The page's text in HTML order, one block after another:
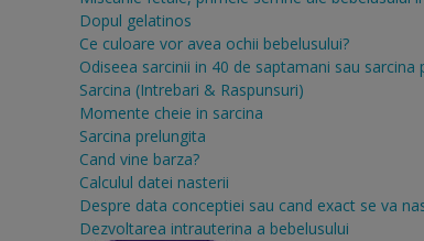
Dopul gelatinos
Ce culoare vor avea ochii bebelusului?
Odiseea sarcinii in 40 de saptamani sau sarcina
Sarcina (Intrebari & Raspunsuri)
Momente cheie in sarcina
Sarcina prelungita
Cand vine barza?
Calculul datei nasterii
Despre data conceptiei sau cand exact se va
Dezvoltarea intrauterina a bebelusului